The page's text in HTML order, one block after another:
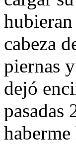
cabeza
piernas
dejó
pasadas